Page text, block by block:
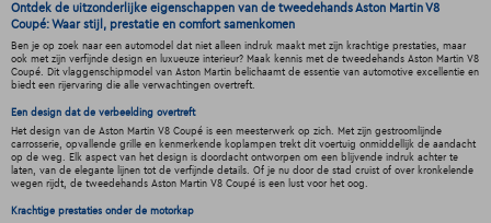
Ontdek de uitzonderlijke eigenschappen van de tweedehands Aston Martin V8
Coupé: Waar stijl, prestatie en comfort samenkomen
Ben je op zoek naar een automodel dat niet alleen indruk maakt met zijn krachtige prestaties, maar
ook met zijn verfijnde design en luxueuze interieur? Maak kennis met de tweedehands Aston Martin V8
Coupé. Dit vlaggenschipmodel van Aston Martin belichaamt de essentie van automotive excellentie en
biedt een rijervaring die alle verwachtingen overtreft.
Een design dat de verbeelding overtreft
Het design van de Aston Martin V8 Coupé is een meesterwerk op zich. Met zijn gestroomlijnde
carrosserie, opvallende grille en kenmerkende koplampen trekt dit voertuig onmiddellijk de aandacht
op de weg. Elk aspect van het design is doordacht ontworpen om een blijvende indruk achter te
laten, van de elegante lijnen tot de verfijnde details. Of je nu door de stad cruist of over kronkelende
wegen rijdt, de tweedehands Aston Martin V8 Coupé is een lust voor het oog.
Krachtige prestaties onder de motorkap